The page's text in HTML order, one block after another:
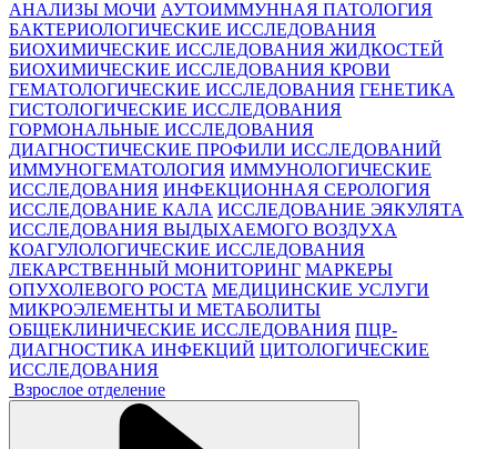
АНАЛИЗЫ МОЧИ АУТОИММУННАЯ ПАТОЛОГИЯ
БАКТЕРИОЛОГИЧЕСКИЕ ИССЛЕДОВАНИЯ
БИОХИМИЧЕСКИЕ ИССЛЕДОВАНИЯ ЖИДКОСТЕЙ
БИОХИМИЧЕСКИЕ ИССЛЕДОВАНИЯ КРОВИ
ГЕМАТОЛОГИЧЕСКИЕ ИССЛЕДОВАНИЯ ГЕНЕТИКА
ГИСТОЛОГИЧЕСКИЕ ИССЛЕДОВАНИЯ
ГОРМОНАЛЬНЫЕ ИССЛЕДОВАНИЯ
ДИАГНОСТИЧЕСКИЕ ПРОФИЛИ ИССЛЕДОВАНИЙ
ИММУНОГЕМАТОЛОГИЯ ИММУНОЛОГИЧЕСКИЕ
ИССЛЕДОВАНИЯ ИНФЕКЦИОННАЯ СЕРОЛОГИЯ
ИССЛЕДОВАНИЕ КАЛА ИССЛЕДОВАНИЕ ЭЯКУЛЯТА
ИССЛЕДОВАНИЯ ВЫДЫХАЕМОГО ВОЗДУХА
КОАГУЛОЛОГИЧЕСКИЕ ИССЛЕДОВАНИЯ
ЛЕКАРСТВЕННЫЙ МОНИТОРИНГ МАРКЕРЫ
ОПУХОЛЕВОГО РОСТА МЕДИЦИНСКИЕ УСЛУГИ
МИКРОЭЛЕМЕНТЫ И МЕТАБОЛИТЫ
ОБЩЕКЛИНИЧЕСКИЕ ИССЛЕДОВАНИЯ ПЦР-
ДИАГНОСТИКА ИНФЕКЦИЙ ЦИТОЛОГИЧЕСКИЕ
ИССЛЕДОВАНИЯ
Взрослое отделение